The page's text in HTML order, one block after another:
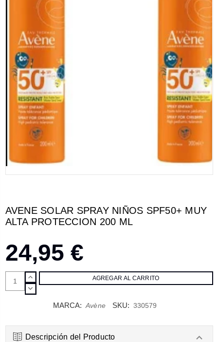
AVENE SOLAR SPRAY NIÑOS SPF50+ MUY
ALTA PROTECCION 200 ML
24,95 €
AUMENTAR
CANTIDAD:
DISMINUIR
MARCA: Avène SKU: 330579
Descripción del Producto